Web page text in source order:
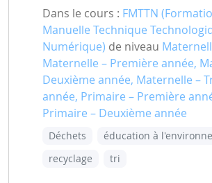
Dans le cours : FMTTN
Manuelle Technique
Numérique) de niveau
Maternelle – Première année,
Deuxième année, Maternelle –
année, Primaire – Première
Primaire – Deuxième année
Déchets
éducation à
recyclage
tri